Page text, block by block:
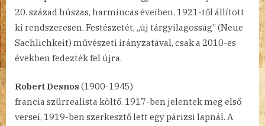
20. század húszas, harmincas éveiben. 1921-től állított
ki rendszeresen. Festészetét, „új tárgyilagosság” (Neue
Sachlichkeit) művészeti irányzatával, csak a 2010-es
években fedezték fel újra.
Robert Desnos (1900-1945)
francia szürrealista költő. 1917-ben jelentek meg első
versei, 1919-ben szerkesztő lett egy párizsi lapnál. A